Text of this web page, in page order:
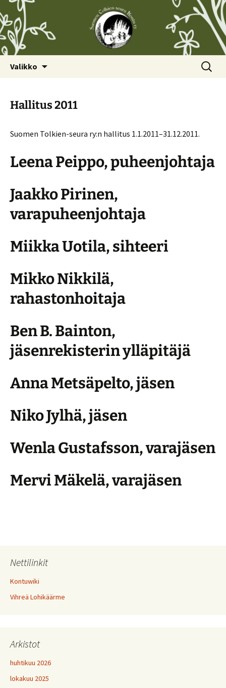
Valikko Haku:
Hallitus 2011
Suomen Tolkien-seura ry:n hallitus 1.1.2011–31.12.2011.
Leena Peippo, puheenjohtaja
Jaakko Pirinen,
varapuheenjohtaja
Miikka Uotila, sihteeri
Mikko Nikkilä,
rahastonhoitaja
Ben B. Bainton,
jäsenrekisterin ylläpitäjä
Anna Metsäpelto, jäsen
Niko Jylhä, jäsen
Wenla Gustafsson, varajäsen
Mervi Mäkelä, varajäsen
Nettilinkit
Kontuwiki
Vihreä Lohikäärme
Arkistot
huhtikuu 2026
lokakuu 2025